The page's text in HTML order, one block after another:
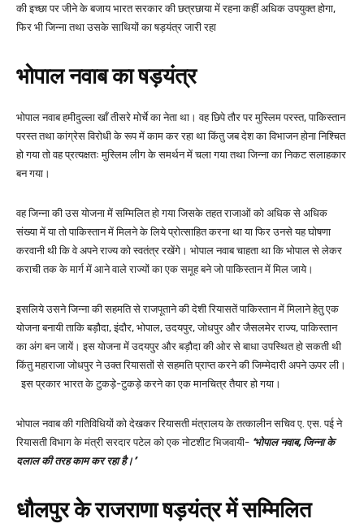
की इच्छा पर जीने के बजाय भारत सरकार की छत्रछाया में रहना कहीं अधिक उपयुक्त होगा,
फिर भी जिन्ना तथा उसके साथियों का षड़यंत्र जारी रहा
भोपाल नवाब का षड़यंत्र
भोपाल नवाब हमीदुल्ला खाँ तीसरे मोर्चे का नेता था। वह छिपे तौर पर मुस्लिम परस्त, पाकिस्तान
परस्त तथा कांग्रेस विरोधी के रूप में काम कर रहा था किंतु जब देश का विभाजन होना निश्चित
हो गया तो वह प्रत्यक्षतः मुस्लिम लीग के समर्थन में चला गया तथा जिन्ना का निकट सलाहकार
बन गया।
वह जिन्ना की उस योजना में सम्मिलित हो गया जिसके तहत राजाओं को अधिक से अधिक
संख्या में या तो पाकिस्तान में मिलने के लिये प्रोत्साहित करना था या फिर उनसे यह घोषणा
करवानी थी कि वे अपने राज्य को स्वतंत्र रखेंगे। भोपाल नवाब चाहता था कि भोपाल से लेकर
कराची तक के मार्ग में आने वाले राज्यों का एक समूह बने जो पाकिस्तान में मिल जाये।
इसलिये उसने जिन्ना की सहमति से राजपूताने की देशी रियासतें पाकिस्तान में मिलाने हेतु एक
योजना बनायी ताकि बड़ौदा, इंदौर, भोपाल, उदयपुर, जोधपुर और जैसलमेर राज्य, पाकिस्तान
का अंग बन जायें। इस योजना में उदयपुर और बड़ौदा की ओर से बाधा उपस्थित हो सकती थी
किंतु महाराजा जोधपुर ने उक्त रियासतों से सहमति प्राप्त करने की जिम्मेदारी अपने ऊपर ली।
इस प्रकार भारत के टुकड़े-टुकड़े करने का एक मानचित्र तैयार हो गया।
भोपाल नवाब की गतिविधियों को देखकर रियासती मंत्रालय के तत्कालीन सचिव ए. एस. पई ने
रियासती विभाग के मंत्री सरदार पटेल को एक नोटशीट भिजवायी- ‘भोपाल नवाब, जिन्ना के
दलाल की तरह काम कर रहा है।’
धौलपुर के राजराणा षड़यंत्र में सम्मिलित